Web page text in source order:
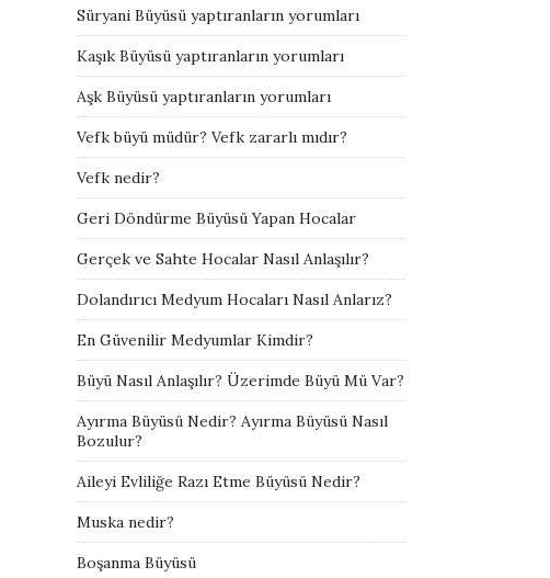
Süryani Büyüsü yaptıranların yorumları
Kaşık Büyüsü yaptıranların yorumları
Aşk Büyüsü yaptıranların yorumları
Vefk büyü müdür? Vefk zararlı mıdır?
Vefk nedir?
Geri Döndürme Büyüsü Yapan Hocalar
Gerçek ve Sahte Hocalar Nasıl Anlaşılır?
Dolandırıcı Medyum Hocaları Nasıl Anlarız?
En Güvenilir Medyumlar Kimdir?
Büyü Nasıl Anlaşılır? Üzerimde Büyü Mü Var?
Ayırma Büyüsü Nedir? Ayırma Büyüsü Nasıl
Bozulur?
Aileyi Evliliğe Razı Etme Büyüsü Nedir?
Muska nedir?
Boşanma Büyüsü